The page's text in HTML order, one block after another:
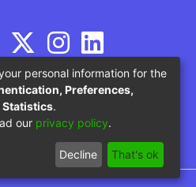
de Educación
personal information for the
Preferences,
Statistics.
our privacy policy.
Decline That's ok